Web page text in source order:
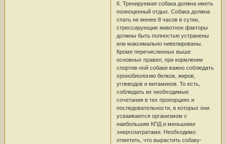
6. Тренируемая собака должна иметь
полноценный отдых. Собака должна
спать не менее 8 часов в сутки,
стрессирующие животное факторы
должны быть полностью устранены
или максимально нивелированы.
Кроме перечисленных выше
основных правил, при кормлении
спортив-ной собаки важно соблюдать
хронобиологию белков, жиров,
углеводов и витаминов. То есть,
соблюдать их необходимые
сочетания в тех пропорциях и
последовательности, в которых они
усваиваются организмом с
наибольшим КПД и меньшими
энергозатратами. Необходимо
отметить, что вырастить собаку-